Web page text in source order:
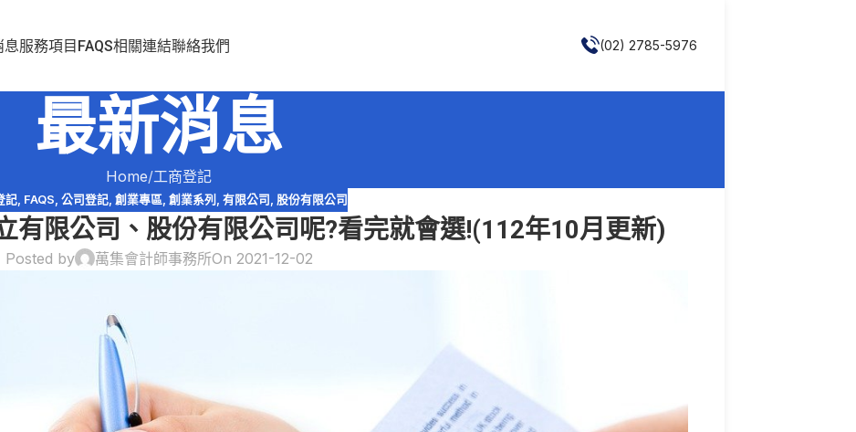
息服務項目 FAQS相關連結聯絡我們 (02) 2785-5976
最新消息
Home 工商登記
記, FAQS, 公司登記, 創業專區, 創業系列 , 有限公司 , 股份有限公司
有限公司、股份有限公司呢?看完就會選!(112年10月更新)
Posted by 萬集會計師事務所On 2021-12-02